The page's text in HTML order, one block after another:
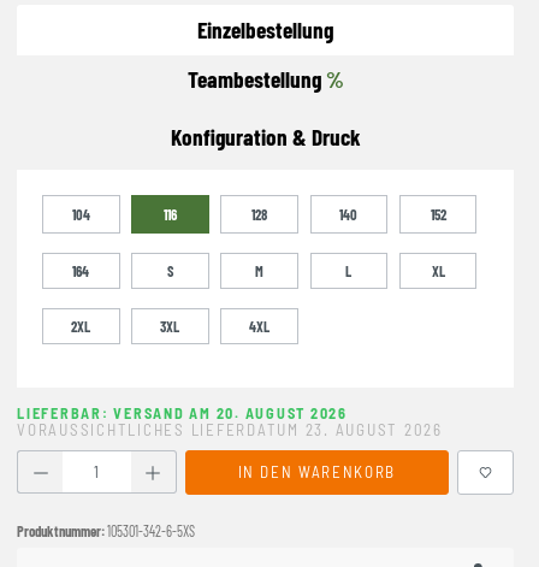
Einzelbestellung
Teambestellung %
Konfiguration & Druck
104 116 128 140 152
164 S M L XL
2XL 3XL 4XL
LIEFERBAR: VERSAND AM 20. AUGUST 2026
VORAUSSICHTLICHES LIEFERDATUM 23. AUGUST 2026
Produkt Anzahl: Gib den gewünschten Wert ein oder
IN DEN WARENKORB
Produktnummer:105301-342-6-5XS